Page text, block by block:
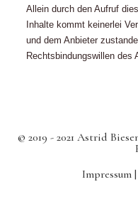
Allein durch den Aufruf
Inhalte kommt keinerlei
und dem Anbieter
Rechtsbindungswillen des
© 2019 - 2021 Astrid
Impressum |